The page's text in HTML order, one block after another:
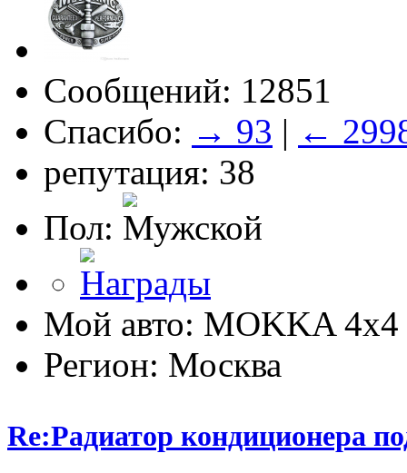
Сообщений: 12851
Спасибо: → 93 | ←
репутация: 38
Пол:
Мой авто: MOKKA 4x4
Регион: Москва
Re:Радиатор кондиционера